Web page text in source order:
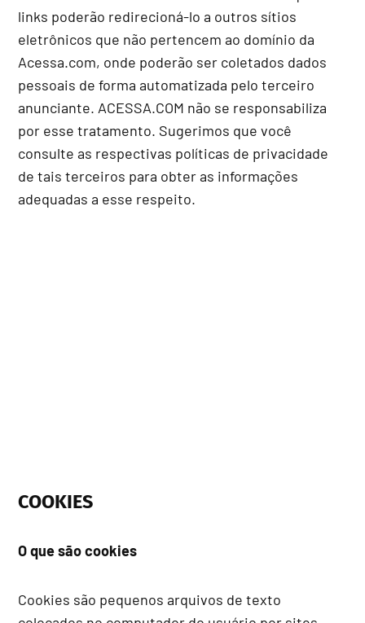
links poderão redirecioná-lo a outros sítios
eletrônicos que não pertencem ao domínio da
Acessa.com, onde poderão ser coletados dados
pessoais de forma automatizada pelo terceiro
anunciante. ACESSA.COM não se responsabiliza
por esse tratamento. Sugerimos que você
consulte as respectivas políticas de privacidade
de tais terceiros para obter as informações
adequadas a esse respeito.
COOKIES
O que são cookies
Cookies são pequenos arquivos de texto